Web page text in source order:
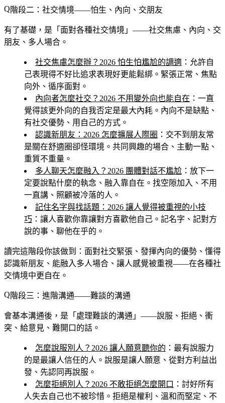
階段二：社交情境——怕生、內向、交朋友
有了基礎，是「面對各種社交情境」——社交焦慮、內向、交
朋友、多人場合。
社交焦慮怎麼辦？2026 怕生怕尷尬的調適 ：允許自
己表現得不好比追求表現好更能鬆綁。緊張正常、焦點
向外、循序面對。
內向者怎麼社交？2026 不用變外向也能自在 ：一直
覺得該更外向的自我否定是最大內耗。內向不是缺點、
有社交優勢、用自己的方式。
認識新朋友：2026 怎麼擴展人際圈 ：交不到朋友常
是關在舒適圈卻怪環境。共同興趣的場合、主動一點、
重質不重量。
多人聊天怎麼融入？2026 團體對話不尷尬 ：放下一
定要說點什麼的執念、融入靠自在。找空隙加入、不用
一直講、照顧被冷落的人。
記住名字與找話題：2026 讓人覺得被重視的小技
巧 ：讓人喜歡你靠讓對方喜歡他自己。記名字、記對方
說的事、聊他在乎的。
讀完這階段你該做到 ：面對社交緊張、發揮內向的優勢、懂得
認識新朋友、能融入多人場合、讓人感覺被重視——在各種社
交情境中更自在。
階段三：進階溝通——難談的溝通
會基本溝通後，是「處理難談的溝通」——說服、拒絕、衝
突、給意見、難開口的話。
怎麼說服別人？2026 讓人願意聽你的 ：最有說服力
的是最讓人信任的人。說服是讓人願意、從對方利益出
發、先認同再說服。
怎麼拒絕別人？2026 不敢拒絕怎麼開口 ：討好所有
人失去自己也不被珍惜。拒絕是權利、溫和而堅定、不